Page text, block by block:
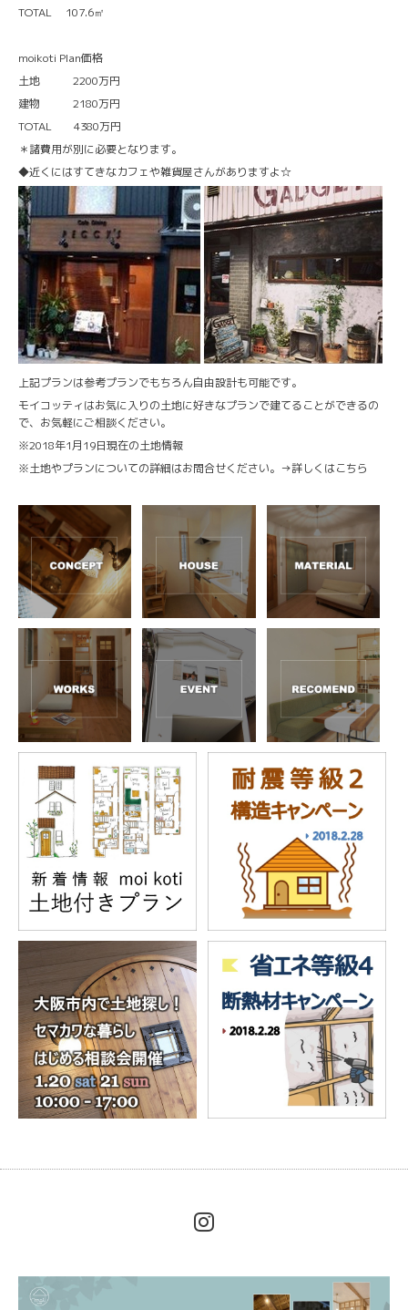
TOTAL 107.6㎡
moikoti Plan価格
土地 2200万円
建物 2180万円
TOTAL 4380万円
＊諸費用が別に必要となります。
◆近くにはすてきなカフェや雑貨屋さんがありますよ☆
上記プランは参考プランでもちろん自由設計も可能です。
モイコッティはお気に入りの土地に好きなプランで建てることができるの
で、お気軽にご相談ください。
※2018年1月19日現在の土地情報
※土地やプランについての詳細はお問合せください。→詳しくはこちら